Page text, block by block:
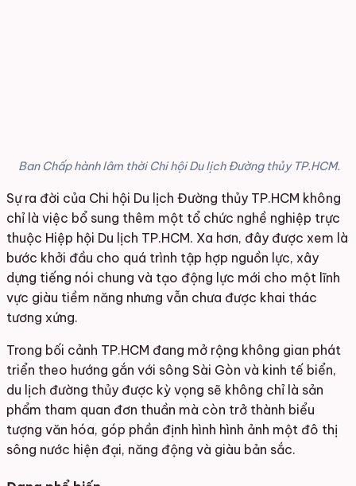
Ban Chấp hành lâm thời Chi hội Du lịch Đường thủy TP.HCM.
Sự ra đời của Chi hội Du lịch Đường thủy TP.HCM không
chỉ là việc bổ sung thêm một tổ chức nghề nghiệp trực
thuộc Hiệp hội Du lịch TP.HCM. Xa hơn, đây được xem là
bước khởi đầu cho quá trình tập hợp nguồn lực, xây
dựng tiếng nói chung và tạo động lực mới cho một lĩnh
vực giàu tiềm năng nhưng vẫn chưa được khai thác
tương xứng.
Trong bối cảnh TP.HCM đang mở rộng không gian phát
triển theo hướng gắn với sông Sài Gòn và kinh tế biển,
du lịch đường thủy được kỳ vọng sẽ không chỉ là sản
phẩm tham quan đơn thuần mà còn trở thành biểu
tượng văn hóa, góp phần định hình hình ảnh một đô thị
sông nước hiện đại, năng động và giàu bản sắc.